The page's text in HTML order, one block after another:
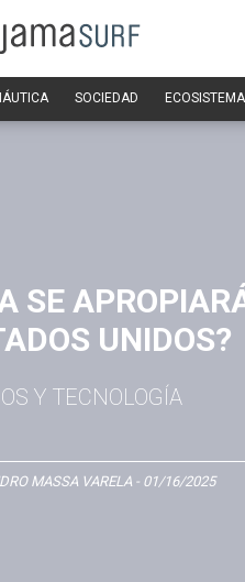
SOCIEDAD
SE
UNIDOS?
Y TECNOLOGÍA
MASSA VARELA- 01/16/2025